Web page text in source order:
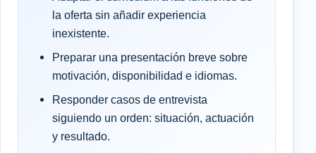
la oferta sin añadir experiencia
inexistente.
Preparar una presentación breve sobre
motivación, disponibilidad e idiomas.
Responder casos de entrevista
siguiendo un orden: situación, actuación
y resultado.